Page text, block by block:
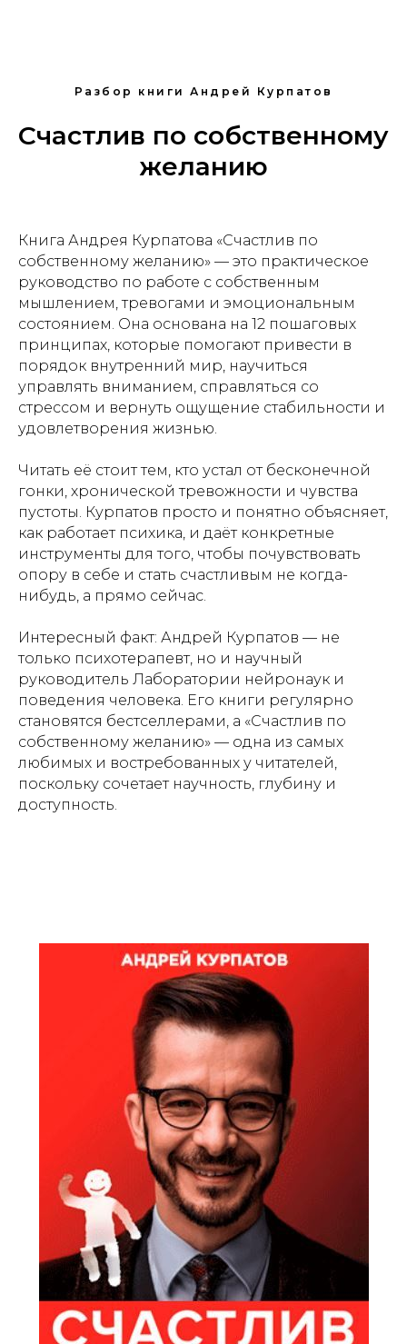
Разбор книги Андрей Курпатов
Счастлив по собственному
желанию
Книга Андрея Курпатова «Счастлив по
собственному желанию» — это практическое
руководство по работе с собственным
мышлением, тревогами и эмоциональным
состоянием. Она основана на 12 пошаговых
принципах, которые помогают привести в
порядок внутренний мир, научиться
управлять вниманием, справляться со
стрессом и вернуть ощущение стабильности и
удовлетворения жизнью.
Читать её стоит тем, кто устал от бесконечной
гонки, хронической тревожности и чувства
пустоты. Курпатов просто и понятно объясняет,
как работает психика, и даёт конкретные
инструменты для того, чтобы почувствовать
опору в себе и стать счастливым не когда-
нибудь, а прямо сейчас.
Интересный факт: Андрей Курпатов — не
только психотерапевт, но и научный
руководитель Лаборатории нейронаук и
поведения человека. Его книги регулярно
становятся бестселлерами, а «Счастлив по
собственному желанию» — одна из самых
любимых и востребованных у читателей,
поскольку сочетает научность, глубину и
доступность.